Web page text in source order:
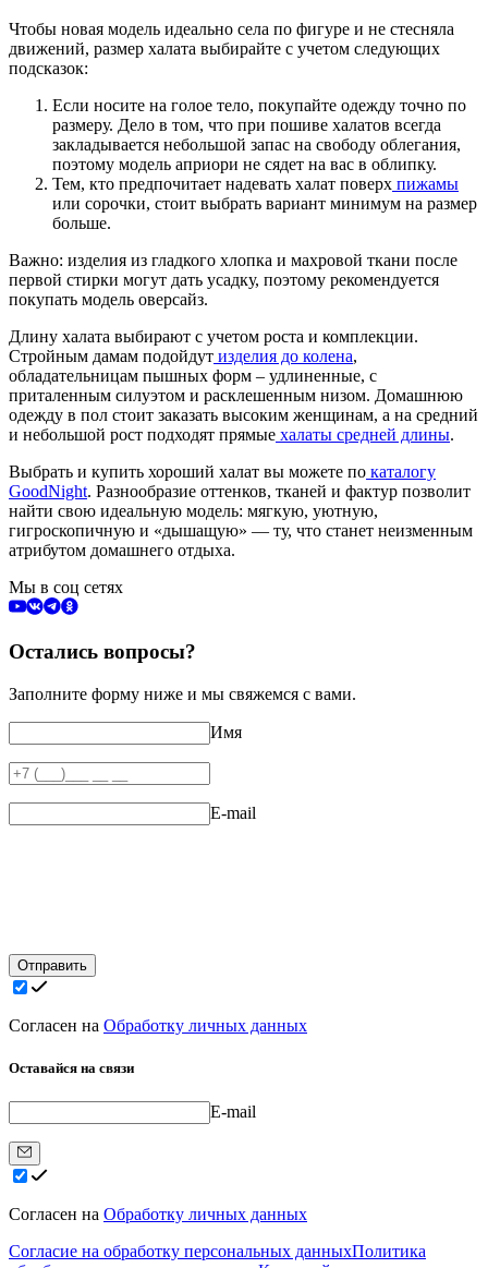
Чтобы новая модель идеально села по фигуре и не стесняла
движений, размер халата выбирайте с учетом следующих
подсказок:
Если носите на голое тело, покупайте одежду точно по
размеру. Дело в том, что при пошиве халатов всегда
закладывается небольшой запас на свободу облегания,
поэтому модель априори не сядет на вас в облипку.
Тем, кто предпочитает надевать халат поверх пижамы
или сорочки, стоит выбрать вариант минимум на размер
больше.
Важно: изделия из гладкого хлопка и махровой ткани после
первой стирки могут дать усадку, поэтому рекомендуется
покупать модель оверсайз.
Длину халата выбирают с учетом роста и комплекции.
Стройным дамам подойдут изделия до колена,
обладательницам пышных форм – удлиненные, с
приталенным силуэтом и расклешенным низом. Домашнюю
одежду в пол стоит заказать высоким женщинам, а на средний
и небольшой рост подходят прямые халаты средней длины.
Выбрать и купить хороший халат вы можете по каталогу
GoodNight. Разнообразие оттенков, тканей и фактур позволит
найти свою идеальную модель: мягкую, уютную,
гигроскопичную и «дышащую» — ту, что станет неизменным
атрибутом домашнего отдыха.
Мы в соц сетях
Остались вопросы?
Заполните форму ниже и мы свяжемся с вами.
Имя
E-mail
Отправить
Согласен на Обработку личных данных
Оставайся на связи
E-mail
Согласен на Обработку личных данных
Согласие на обработку персональных данныхПолитика